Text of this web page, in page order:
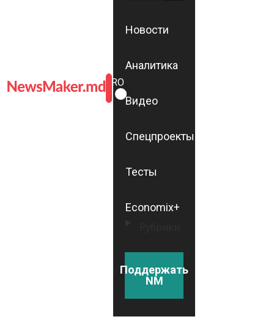
ROMÂNĂ
RU
Новости
Аналитика
Видео
Спецпроекты
Тесты
Economix+
Поддержать
NM